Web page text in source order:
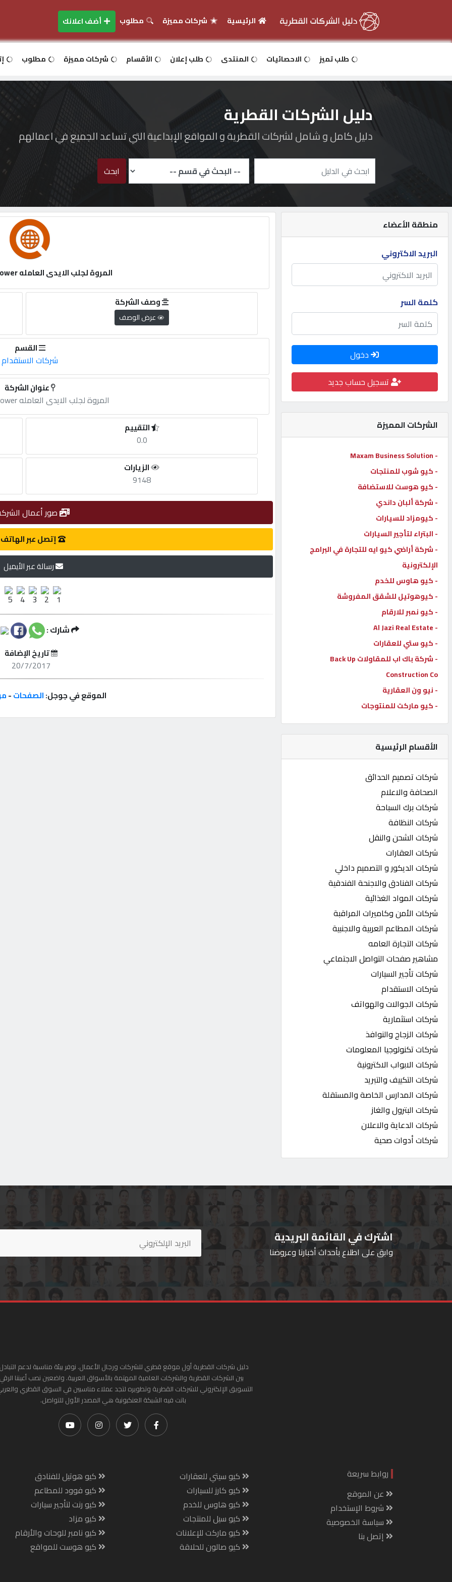
دخول
اعلانك
مطلوب
طلب
الاحصائيات
الأقسام
شركات
مميزة
إبحث
إتصل
بنا
إعلانات
المنتدى
كيو
مزاد
كيو
نمبر
كيو
كارز
كيو
ماركت
الدليل
القطري
POWERED
QHOST
الرئيسية شركات مميزة مطلوب أضف اعلانك
طلب تميز الاحصائيات المنتدى طلب إعلان الأقسام شركات مميزة مطلوب
دليل الشركات القطرية
دليل كامل و شامل لشركات القطرية و المواقع الإبداعية التي تساعد الجميع في اعمالهم
ابحث
منطقة الأعضاء
البريد الاكتروني
كلمة السر
دخول
تسجيل حساب جديد
الشركات المميزة
- Maxam Business Solution
- كيو شوب للمنتجات
- كيو هوست للاستضافة
- شركة ألبان داندي
- كيومزاد للسيارات
- البتراء لتأجير السيارات
- شركة أراضي كيو ايه للتجارة في البرامج
الإلكترونية
- كيو هاوس للخدم
- كيوهوتيل للشقق المفروشة
- كيو نمبر للارقام
- Al Jazi Real Estate
- كيو ستي للعقارات
- شركة باك اب للمقاولات Back Up
Construction Co
- نيو ون العقارية
- كيو ماركت للمنتوجات
الأقسام الرئيسية
شركات تصميم الحدائق
الصحافة والاعلام
شركات برك السباحة
شركات النظافة
شركات الشحن والنقل
شركات العقارات
شركات الديكور و التصميم داخلي
شركات الفنادق والاجنحة الفندقية
شركات المواد الغذائية
شركات الأمن وكاميرات المراقبة
شركات المطاعم العربية والاجنبية
شركات التجارة العامه
مشاهير صفحات التواصل الاجتماعي
شركات تأجير السيارات
شركات الاستقدام
شركات الجوالات والهواتف
شركات استثمارية
شركات الزجاج والنوافذ
شركات تكنولوجيا المعلومات
شركات الابواب الاكترونية
شركات التكييف والتبريد
شركات المدارس الخاصة والمستقلة
شركات البترول والغاز
شركات الدعاية والاعلان
شركات أدوات صحية
المروة لجلب الايدى العامله almarwa manpower
وصف الشركة
عرض الوصف
القسم
شركات الاستقدام
عنوان الشركة
المروة لجلب الايدى العامله almarwa manpower
التقييم
0.0
الزيارات
9148
صور أعمال
إتصل عبر الهاتف
رسالة عبر الأيميل
شارك :
تاريخ الإضافة
20/7/2017
الموقع في جوجل:الصفحات-
اشترك في القائمة البريدية
وابق على اطلاع بأحداث أخبارنا وعروضنا
دليل شركات القطرية أول موقع قطري للشركات ورجال الأعمال. نوفر بيئة مناسبة لدعم
بين الشركات القطرية والشركات العامية المهتمة بالأسواق العربية. واضعين نصب أعيننا
التسويق الإلكتروني للشركات القطرية وتطويره لتجد عملاء مناسبين في السوق القطري
باتت فيه الشبكة العنكبونية هي المصدر الأول للتواصل.
روابط سريعة
عن الموقع
شروط الإستخدام
سياسة الخصوصية
إتصل بنا
كيو سيتي للعقارات
كيو كارز للسيارات
كيو هاوس للخدم
كيو سيل للمنتجات
كيو ماركت للإعلانات
كيو صالون للحلاقة
كيو هوتيل للفنادق
كيو فوود للمطاعم
كيو رنت لتأجير سيارات
كيو مزاد
كيو نامبر للوحات والأرقام
كيو هوست للمواقع